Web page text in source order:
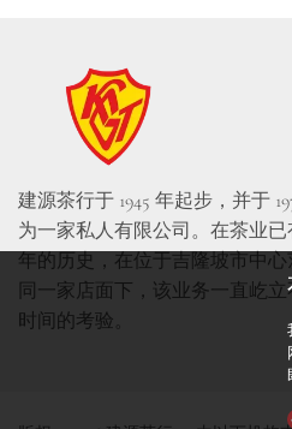
建源茶行于 1945 年起步，并于
为一家私人有限公司。在茶业已
年的历史，在位于吉隆坡市中心
同一家店面下，该业务一直屹
时间的考验。